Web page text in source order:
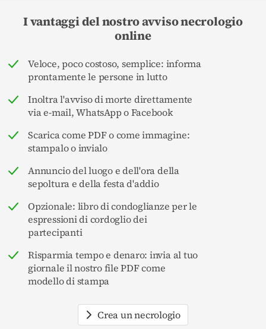
I vantaggi del nostro avviso necrologio
online
Veloce, poco costoso, semplice: informa
prontamente le persone in lutto
Inoltra l'avviso di morte direttamente
via e-mail, WhatsApp o Facebook
Scarica come PDF o come immagine:
stampalo o invialo
Annuncio del luogo e dell'ora della
sepoltura e della festa d'addio
Opzionale: libro di condoglianze per le
espressioni di cordoglio dei
partecipanti
Risparmia tempo e denaro: invia al tuo
giornale il nostro file PDF come
modello di stampa
Crea un necrologio